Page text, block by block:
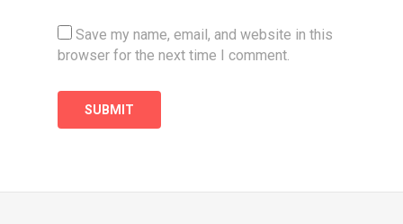
Save my name, email, and website in this
browser for the next time I comment.